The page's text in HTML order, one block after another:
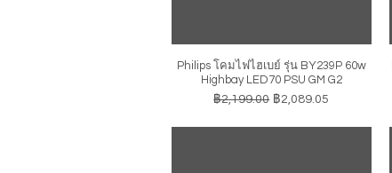
ดูข้อมูลด่วน
Philips โคมไฟไฮเบย์ รุ่น BY239P 60w
Highbay LED70 PSU GM G2
ราคาปกติ
฿2,199.00 ราคาขายลด
฿2,089.05